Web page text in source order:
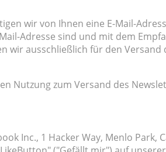
wir von Ihnen eine E-Mail-
Adresse sind und mit dem
wir ausschließlich für den
Nutzung zum Versand des
Inc., 1 Hacker Way, Menlo Park,